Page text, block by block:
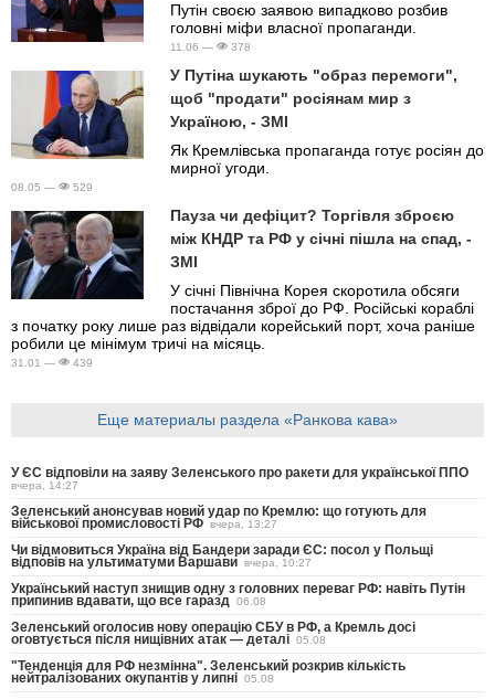
Путін своєю заявою випадково розбив
головні міфи власної пропаганди.
11.06 — 378
У Путіна шукають "образ перемоги",
щоб "продати" росіянам мир з
Україною, - ЗМІ
Як Кремлівська пропаганда готує росіян до
мирної угоди.
08.05 — 529
Пауза чи дефіцит? Торгівля зброєю
між КНДР та РФ у січні пішла на спад, -
ЗМІ
У січні Північна Корея скоротила обсяги
постачання зброї до РФ. Російські кораблі
з початку року лише раз відвідали корейський порт, хоча раніше
робили це мінімум тричі на місяць.
31.01 — 439
Еще материалы раздела «Ранкова кава»
У ЄС відповіли на заяву Зеленського про ракети для української ППО
вчера, 14:27
Зеленський анонсував новий удар по Кремлю: що готують для
військової промисловості РФ вчера, 13:27
Чи відмовиться Україна від Бандери заради ЄС: посол у Польщі
відповів на ультиматуми Варшави вчера, 10:27
Український наступ знищив одну з головних переваг РФ: навіть Путін
припинив вдавати, що все гаразд 06.08
Зеленський оголосив нову операцію СБУ в РФ, а Кремль досі
оговтується після нищівних атак — деталі 05.08
"Тенденція для РФ незмінна". Зеленський розкрив кількість
нейтралізованих окупантів у липні 05.08